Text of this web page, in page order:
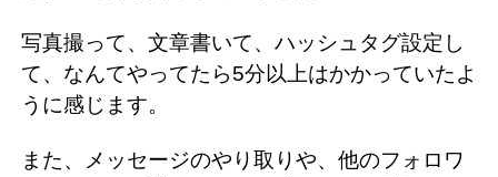
写真撮って、文章書いて、ハッシュタグ設定し
て、なんてやってたら5分以上はかかっていたよ
うに感じます。
また、メッセージのやり取りや、他のフォロワ